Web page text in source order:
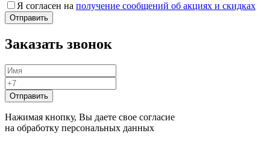
Я согласен на получение сообщений об акциях и скидках
Заказать звонок
Нажимая кнопку, Вы даете свое согласие
на обработку персональных данных